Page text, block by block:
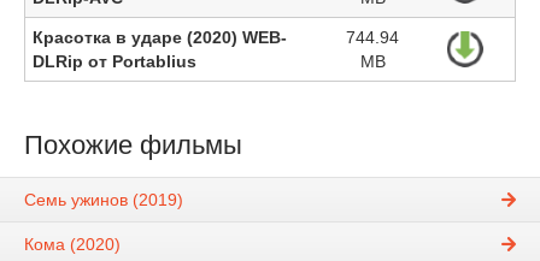
Красотка в ударе (2020) WEB-
DLRip от Portablius
744.94
MB
Похожие фильмы
Семь ужинов (2019)
Кома (2020)